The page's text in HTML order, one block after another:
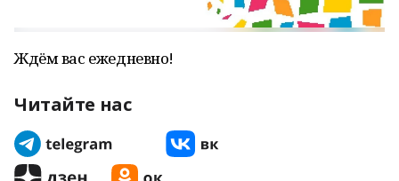
Ждём вас ежедневно!
Читайте нас